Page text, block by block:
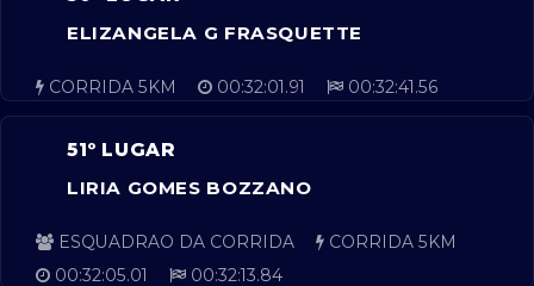
ELIZANGELA G FRASQUETTE
CORRIDA 5KM 00:32:01.91 00:32:41.56
51º LUGAR
LIRIA GOMES BOZZANO
ESQUADRAO DA CORRIDA
CORRIDA 5KM
00:32:05.01
00:32:13.84